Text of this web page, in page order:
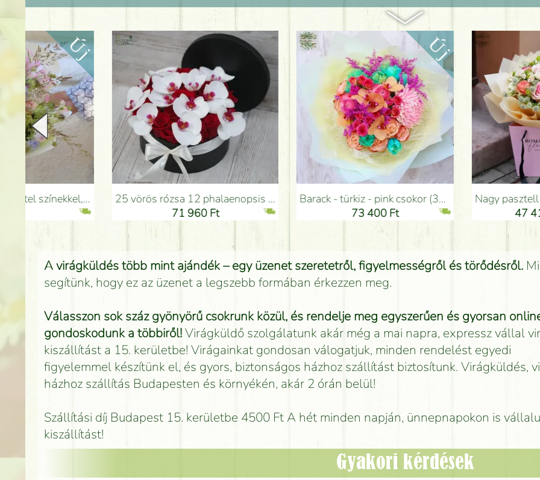
25 vörös rózsa 12 phalaenopsis orchideával dobozban - Virágküldés Budapesten
71 960 Ft
Barack - türkiz - pink csokor (35 szál) - Virágküldés Budapesten
73 400 Ft
Nagy pasztell rózsás apró virágos csokor papírtáskával (20 szál) - Virágküldés Budapesten
47 410 Ft
A virágküldés több mint ajándék – egy üzenet szeretetről, figyelmességről és törődésről. Mi
segítünk, hogy ez az üzenet a legszebb formában érkezzen meg.
Válasszon sok száz gyönyörű csokrunk közül, és rendelje meg egyszerűen és gyorsan
gondoskodunk a többiről!Virágküldő szolgálatunk akár még a mai napra, expressz vállal
kiszállítást a 15. kerületbe! Virágainkat gondosan válogatjuk, minden rendelést egyedi
figyelemmel készítünk el, és gyors, biztonságos házhoz szállítást biztosítunk. Virágküldés,
házhoz szállítás Budapesten és környékén, akár 2 órán belül!
Szállítási díj Budapest 15. kerületbe 4500 Ft A hét minden napján, ünnepnapokon is
kiszállítást!
Gyakori kérdések